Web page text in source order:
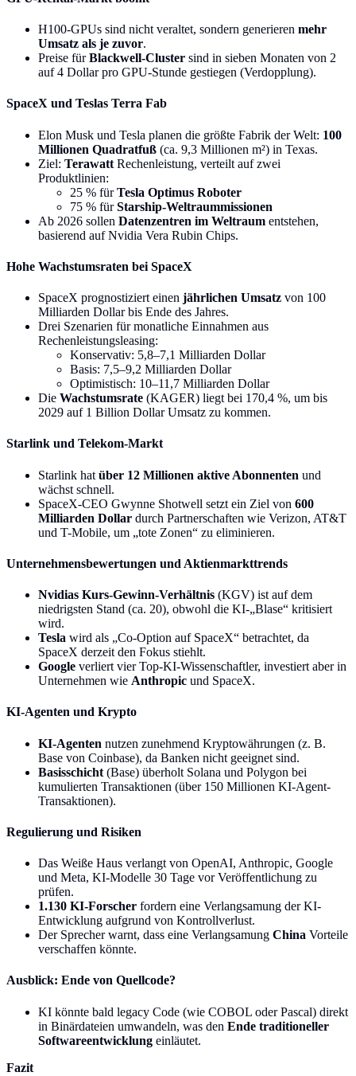
H100-GPUs sind nicht veraltet, sondern generieren mehr
Umsatz als je zuvor.
Preise fürBlackwell-Cluster sind in sieben Monaten von 2
auf 4 Dollar pro GPU-Stunde gestiegen (Verdopplung).
SpaceX und Teslas Terra Fab
Elon Musk und Tesla planen die größte Fabrik der Welt: 100
Millionen Quadratfuß (ca. 9,3 Millionen m²) in Texas.
Ziel: Terawatt Rechenleistung, verteilt auf zwei
Produktlinien:
25 % fürTesla Optimus Roboter
75 % fürStarship-Weltraummissionen
Ab 2026 sollen Datenzentren im Weltraum entstehen,
basierend auf Nvidia Vera Rubin Chips.
Hohe Wachstumsraten bei SpaceX
SpaceX prognostiziert einen jährlichen Umsatz von 100
Milliarden Dollar bis Ende des Jahres.
Drei Szenarien für monatliche Einnahmen aus
Rechenleistungsleasing:
Konservativ: 5,8–7,1 Milliarden Dollar
Basis: 7,5–9,2 Milliarden Dollar
Optimistisch: 10–11,7 Milliarden Dollar
Die Wachstumsrate (KAGER) liegt bei 170,4 %, um bis
2029 auf 1 Billion Dollar Umsatz zu kommen.
Starlink und Telekom-Markt
Starlink hat über 12 Millionen aktive Abonnenten und
wächst schnell.
SpaceX-CEO Gwynne Shotwell setzt ein Ziel von 600
Milliarden Dollar durch Partnerschaften wie Verizon, AT&T
und T-Mobile, um „tote Zonen“ zu eliminieren.
Unternehmensbewertungen und Aktienmarkttrends
Nvidias Kurs-Gewinn-Verhältnis (KGV) ist auf dem
niedrigsten Stand (ca. 20), obwohl die KI-„Blase“ kritisiert
wird.
Tesla wird als „Co-Option auf SpaceX“ betrachtet, da
SpaceX derzeit den Fokus stiehlt.
Google verliert vier Top-KI-Wissenschaftler, investiert aber in
Unternehmen wie Anthropic und SpaceX.
KI-Agenten und Krypto
KI-Agenten nutzen zunehmend Kryptowährungen (z. B.
Base von Coinbase), da Banken nicht geeignet sind.
Basisschicht (Base) überholt Solana und Polygon bei
kumulierten Transaktionen (über 150 Millionen KI-Agent-
Transaktionen).
Regulierung und Risiken
Das Weiße Haus verlangt von OpenAI, Anthropic, Google
und Meta, KI-Modelle 30 Tage vor Veröffentlichung zu
prüfen.
1.130 KI-Forscher fordern eine Verlangsamung der KI-
Entwicklung aufgrund von Kontrollverlust.
Der Sprecher warnt, dass eine Verlangsamung China Vorteile
verschaffen könnte.
Ausblick: Ende von Quellcode?
KI könnte bald legacy Code (wie COBOL oder Pascal) direkt
in Binärdateien umwandeln, was den Ende traditioneller
Softwareentwicklung einläutet.
Fazit